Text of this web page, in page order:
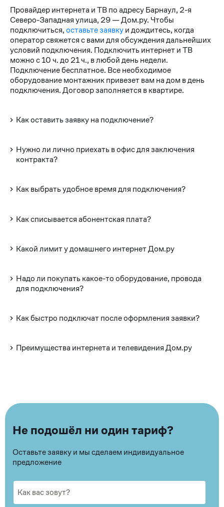
Провайдер интернета и ТВ по адресу Барнаул, 2-я
Северо-Западная улица, 29 — Дом.ру. Чтобы
подключиться,оставьте заявкуи дождитесь, когда
оператор свяжется с вами для обсуждения дальнейших
условий подключения. Подключить интернет и ТВ
можно с 10 ч. до 21 ч., в любой день недели.
Подключение бесплатное. Все необходимое
оборудование монтажник привезет вам на дом в день
подключения. Договор заполняется в квартире.
Как оставить заявку на подключение?
Нужно ли лично приехать в офис для заключения
контракта?
Как выбрать удобное время для подключения?
Как списывается абонентская плата?
Какой лимит у домашнего интернет Дом.ру
Надо ли покупать какое-то оборудование, провода
для подключения?
Как быстро подключат после оформления заявки?
Преимущества интернета и телевидения Дом.ру
Не подошёл ни один тариф?
Оставьте заявку и мы сделаем индивидуальное
предложение